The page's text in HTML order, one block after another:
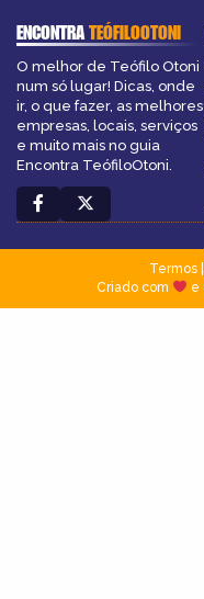
ENCONTRATEÓFILOOTONI
O melhor de Teófilo Otoni
num só lugar! Dicas, onde
ir, o que fazer, as melhores
empresas, locais, serviços
e muito mais no guia
Encontra TeófiloOtoni.
Termos|
Criado com
e